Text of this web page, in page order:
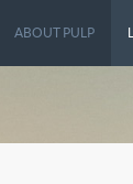
ABOUT PULP